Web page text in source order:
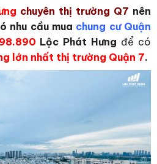
chuyên thị trường Q7 nên
nhu cầu mua chung cư Quận
Lộc Phát Hưng để có
lớn nhất thị trường Quận 7.